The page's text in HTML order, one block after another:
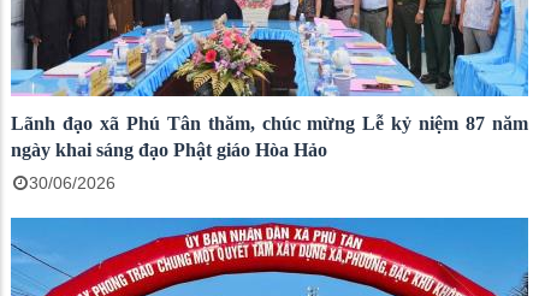
Lãnh đạo xã Phú Tân thăm, chúc mừng Lễ kỷ niệm 87 năm
ngày khai sáng đạo Phật giáo Hòa Hảo
30/06/2026